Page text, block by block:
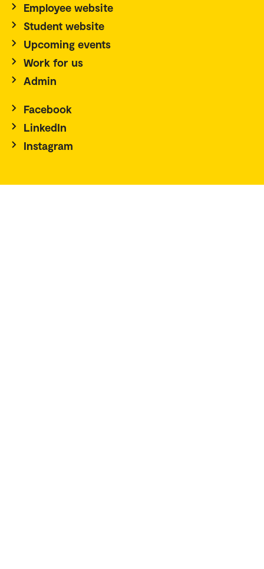
Employee website
Student website
Upcoming events
Work for us
Admin
Facebook
LinkedIn
Instagram